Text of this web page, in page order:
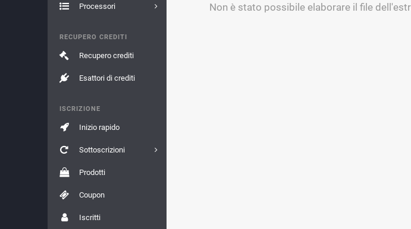
Processori
RECUPERO CREDITI
Recupero crediti
Esattori di crediti
ISCRIZIONE
Inizio rapido
Sottoscrizioni
Prodotti
Coupon
Iscritti
Non è stato possibile elaborare il file